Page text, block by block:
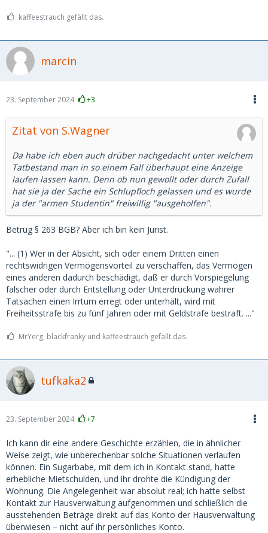
kaffeestrauch gefällt das.
marcin
23. September 2024 +3
Zitat von S.Wagner
Da habe ich eben auch drüber nachgedacht unter welchem
Tatbestand man in so einem Fall überhaupt eine Anzeige
laufen lassen kann. Denn ob nun gewollt oder durch Zufall
hat sie ja der Sache ein Schlupfloch gelassen und es wurde
ja der "armen Studentin" freiwillig "ausgeholfen".
Betrug § 263 BGB? Aber ich bin kein Jurist.
"... (1) Wer in der Absicht, sich oder einem Dritten einen
rechtswidrigen Vermögensvorteil zu verschaffen, das Vermögen
eines anderen dadurch beschädigt, daß er durch Vorspiegelung
falscher oder durch Entstellung oder Unterdrückung wahrer
Tatsachen einen Irrtum erregt oder unterhält, wird mit
Freiheitsstrafe bis zu fünf Jahren oder mit Geldstrafe bestraft. ..."
MrYerg, blackfranky und kaffeestrauch gefällt das.
tufkaka2
23. September 2024 +7
Ich kann dir eine andere Geschichte erzählen, die in ähnlicher
Weise zeigt, wie unberechenbar solche Situationen verlaufen
können. Ein Sugarbabe, mit dem ich in Kontakt stand, hatte
erhebliche Mietschulden, und ihr drohte die Kündigung der
Wohnung. Die Angelegenheit war absolut real; ich hatte selbst
Kontakt zur Hausverwaltung aufgenommen und schließlich die
ausstehenden Beträge direkt auf das Konto der Hausverwaltung
überwiesen – nicht auf ihr persönliches Konto.